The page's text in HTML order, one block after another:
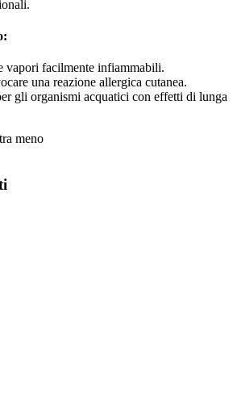
vapori facilmente infiammabili.
una reazione allergica cutanea.
gli organismi acquatici con effetti di lunga
meno